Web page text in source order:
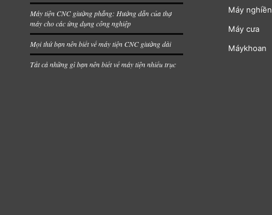
Máy tiện CNC giường phẳng: Hướng dẫn của thợ
máy cho các ứng dụng công nghiệp
Mọi thứ bạn nên biết về máy tiện CNC giường dài
Tất cả những gì bạn nên biết về máy tiện nhiều trục
Máy nghiền
Máy cưa
Máykhoan